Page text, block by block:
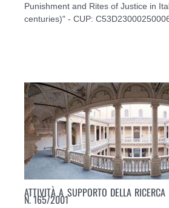
Punishment and Rites of Justice in
centuries)" - CUP:
ATTIVITÀ A SUPPORTO DELLA
N. 165/2001